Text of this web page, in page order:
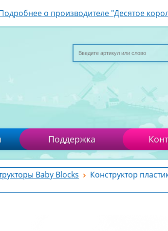
о производителе "Десятое
Поддержка
Baby Blocks
Конструктор